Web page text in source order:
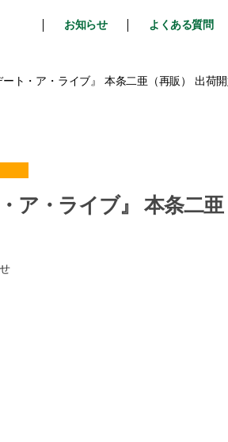
お知らせ よくある質問
ート・ア・ライブ』 本条二亜（再販） 出荷
・ア・ライブ』 本条二